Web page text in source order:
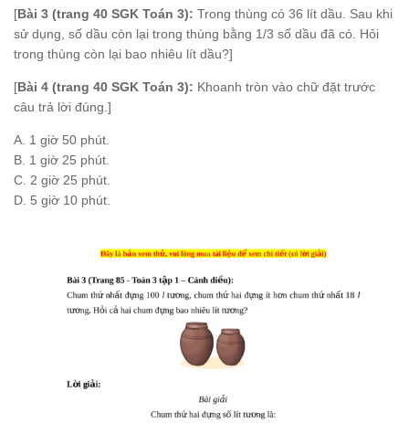
[Bài 3 (trang 40 SGK Toán 3): Trong thùng có 36 lít dầu. Sau khi
sử dụng, số dầu còn lại trong thùng bằng 1/3 số dầu đã có. Hỏi
trong thùng còn lại bao nhiêu lít dầu?]
[Bài 4 (trang 40 SGK Toán 3): Khoanh tròn vào chữ đặt trước
câu trả lời đúng.]
A. 1 giờ 50 phút.
B. 1 giờ 25 phút.
C. 2 giờ 25 phút.
D. 5 giờ 10 phút.